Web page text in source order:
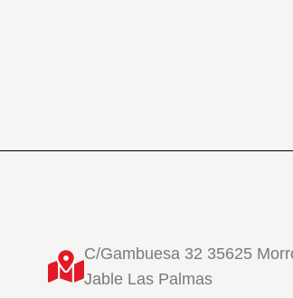
C/Gambuesa 32 35625
Jable Las Palmas